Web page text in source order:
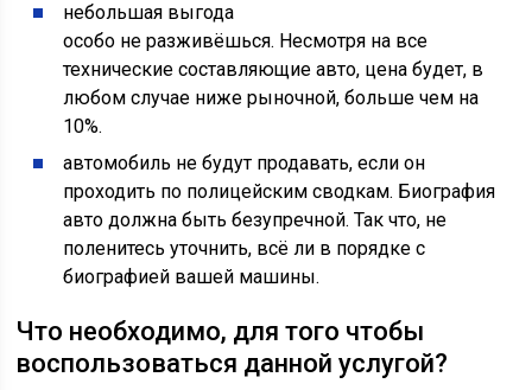
небольшая выгода
особо не разживёшься. Несмотря на все
технические составляющие авто, цена будет, в
любом случае ниже рыночной, больше чем на
10%.
автомобиль не будут продавать, если он
проходить по полицейским сводкам. Биография
авто должна быть безупречной. Так что, не
поленитесь уточнить, всё ли в порядке с
биографией вашей машины.
Что необходимо, для того чтобы
воспользоваться данной услугой?